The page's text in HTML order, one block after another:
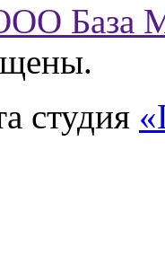
База
студия